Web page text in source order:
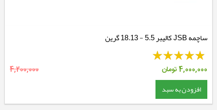
ساچمه JSB کالیبر 5.5 - 18.13 گرین
4,000,000تومان 4,200,000
افزودن به سبد